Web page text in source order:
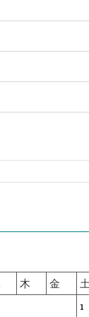
木 金
1